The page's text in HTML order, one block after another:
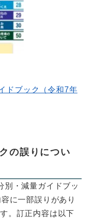
ドブック（令和7年
の誤りについ
・減量ガイドブッ
に一部誤りがあり
。訂正内容は以下